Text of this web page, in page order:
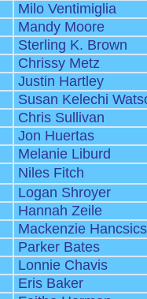
Milo Ventimiglia
Mandy Moore
Sterling K. Brown
Chrissy Metz
Justin Hartley
Susan Kelechi
Chris Sullivan
Jon Huertas
Melanie Liburd
Niles Fitch
Logan Shroyer
Hannah Zeile
Mackenzie
Parker Bates
Lonnie Chavis
Eris Baker